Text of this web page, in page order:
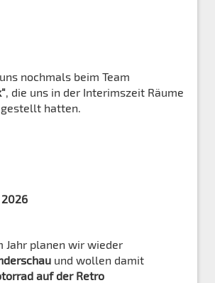
nochmals beim Team
, die uns in der Interimszeit Räume
hatten.
Jahr planen wir wieder
und wollen damit
auf der Retro